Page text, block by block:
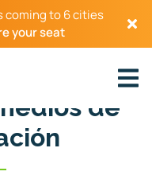
coming to 6 cities
your seat
de